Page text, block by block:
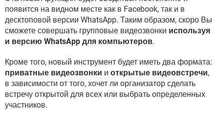
появится на видном месте как в Facebook, так и в
десктоповой версии WhatsApp. Таким образом, скоро Вы
сможете совершать групповые видеозвонки используя
и версию WhatsApp для компьютеров.
Кроме того, новый инструмент будет иметь два формата:
приватные видеозвонки и открытые видеовстречи,
в зависимости от того, хочет ли организатор сделать
встречу открытой для всех или выбрать определенных
участников.